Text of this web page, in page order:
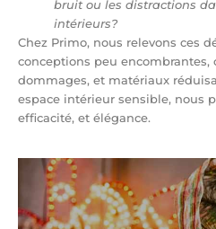
bruit ou les distractions
intérieurs?
Chez Primo, nous relevons ces
conceptions peu
dommages, et matériaux
espace intérieur sensible, nous
efficacité, et élégance.